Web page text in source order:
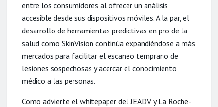
entre los consumidores al ofrecer un análisis
accesible desde sus dispositivos móviles. A la par, el
desarrollo de herramientas predictivas en pro de la
salud como SkinVision continúa expandiéndose a más
mercados para facilitar el escaneo temprano de
lesiones sospechosas y acercar el conocimiento
médico a las personas.
Como advierte el whitepaper del JEADV y La Roche-